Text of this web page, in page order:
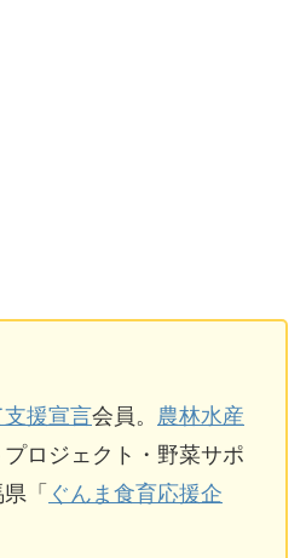
援宣言会員。 農林水産
プロジェクト・野菜サポ
「 ぐんま食育応援企